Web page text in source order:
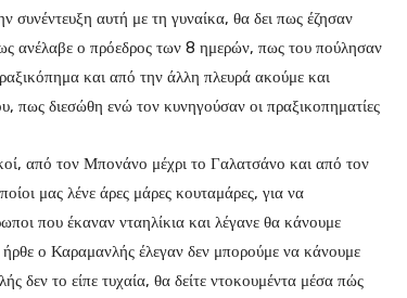
συνέντευξη αυτή με τη γυναίκα, θα δει πως έζησαν
ανέλαβε ο πρόεδρος των 8 ημερών, πως του πούλησαν
και από την άλλη πλευρά ακούμε και
πως διεσώθη ενώ τον κυνηγούσαν οι πραξικοπηματίες
από τον Μπονάνο μέχρι το Γαλατσάνο και από τον
μας λένε άρες μάρες κουταμάρες, για να
που έκαναν νταηλίκια και λέγανε θα κάνουμε
ο Καραμανλής έλεγαν δεν μπορούμε να κάνουμε
δεν το είπε τυχαία, θα δείτε ντοκουμέντα μέσα πώς